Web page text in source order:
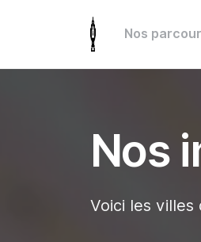
Nos
Nos
Voici les villes